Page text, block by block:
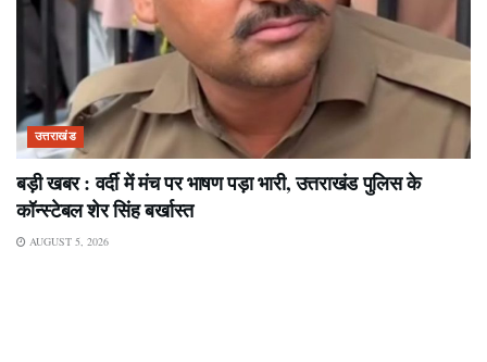
उत्तराखंड
बड़ी खबर : वर्दी में मंच पर भाषण पड़ा भारी, उत्तराखंड पुलिस के
कॉन्स्टेबल शेर सिंह बर्खास्त
AUGUST 5, 2026